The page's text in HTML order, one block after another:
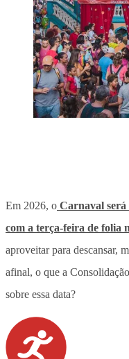
Em 2026, o Carnaval será
com a terça-feira de folia
aproveitar para descansar,
afinal, o que a
sobre essa data?